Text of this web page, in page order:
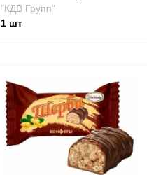
"КДВ Групп"
1 шт